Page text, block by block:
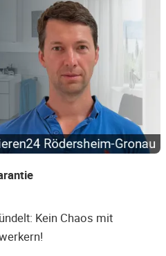
Kein Chaos mit